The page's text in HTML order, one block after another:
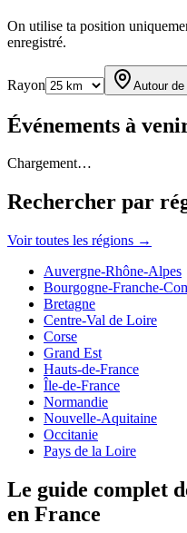
On utilise ta position
enregistré.
Rayon Autour de
Événements à
Chargement…
Rechercher par
Voir toutes les régions →
Auvergne-Rhône-Alpes
Bourgogne-Franche-
Bretagne
Centre-Val de Loire
Corse
Grand Est
Hauts-de-France
Île-de-France
Normandie
Nouvelle-Aquitaine
Occitanie
Pays de la Loire
Le guide complet
en France